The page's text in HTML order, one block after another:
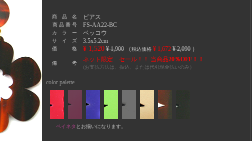
商 品 名 ピアス
商 品 番 号 FS-AA22-BC
カ ラ ー ベッコウ
サ イ ズ 3.5x5.2cm
価 格 ¥ 1,520 ¥ 1,900 （税込価格 ¥ 1,672 ¥ 2,090 ）
備 考
ネット限定 セール！！ 当商品20％OFF！！
(お支払方法は、振込、または代引現金払いのみ）
color palette
ペイネタ とお揃いになります。